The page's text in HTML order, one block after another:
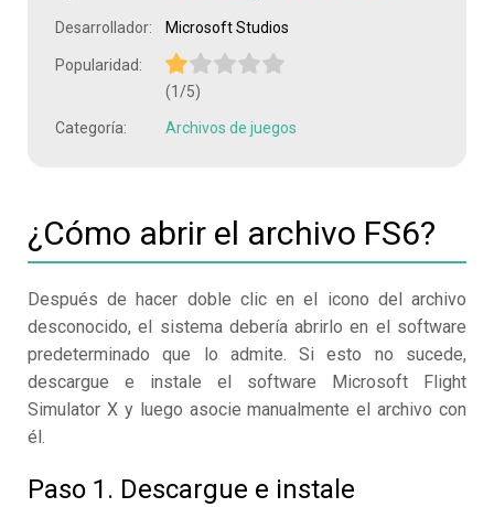
Desarrollador: Microsoft Studios
Popularidad:
(1/5)
Categoría: Archivos de juegos
¿Cómo abrir el archivo FS6?
Después de hacer doble clic en el icono del archivo
desconocido, el sistema debería abrirlo en el software
predeterminado que lo admite. Si esto no sucede,
descargue e instale el software Microsoft Flight
Simulator X y luego asocie manualmente el archivo con
él.
Paso 1. Descargue e instale